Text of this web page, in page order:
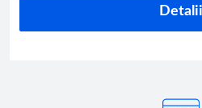
Detalii